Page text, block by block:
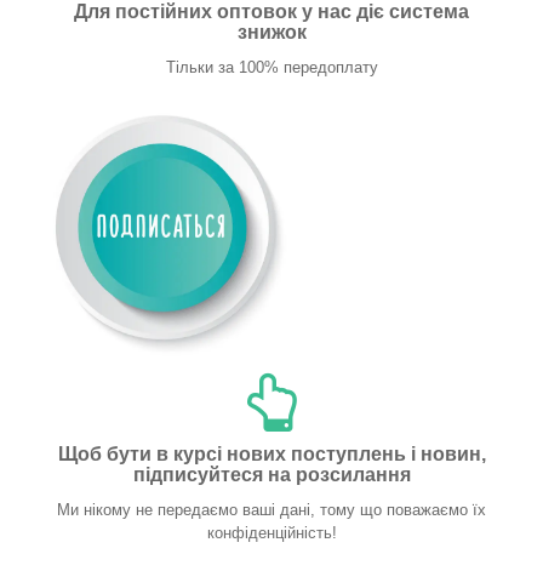
Для постійних оптовок у нас діє система
знижок
Тільки за 100% передоплату
Щоб бути в курсі нових поступлень і новин,
підписуйтеся на розсилання
Ми нікому не передаємо ваші дані, тому що поважаємо їх
конфіденційність!